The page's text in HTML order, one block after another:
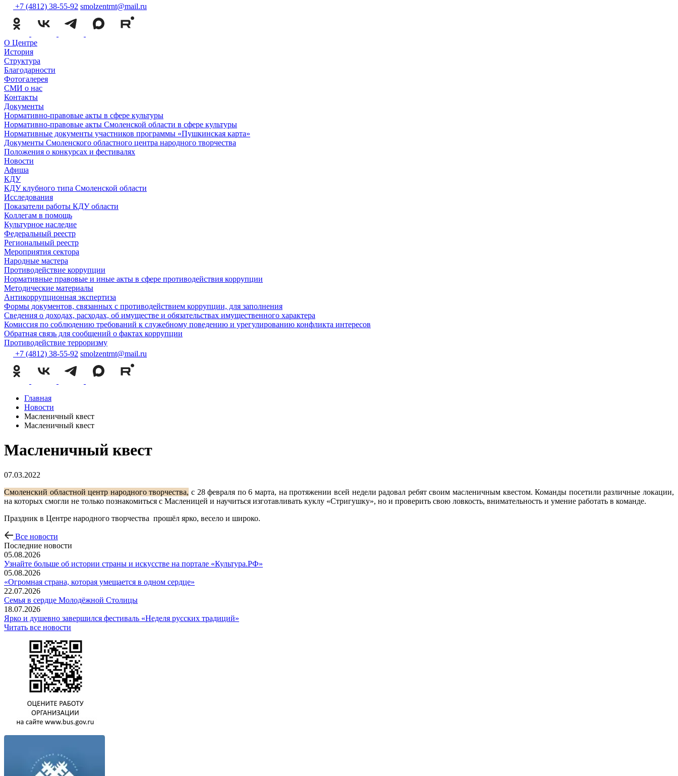
+7 (4812) 38-55-92 smolzentrnt@mail.ru
О Центре
История
Структура
Благодарности
Фотогалерея
СМИ о нас
Контакты
Документы
Нормативно-правовые акты в сфере культуры
Нормативно-правовые акты Смоленской области в сфере культуры
Нормативные документы участников программы «Пушкинская карта»
Документы Смоленского областного центра народного творчества
Положения о конкурсах и фестивалях
Новости
Афиша
КДУ
КДУ клубного типа Смоленской области
Исследования
Показатели работы КДУ области
Коллегам в помощь
Культурное наследие
Федеральный реестр
Региональный реестр
Мероприятия сектора
Народные мастера
Противодействие коррупции
Нормативные правовые и иные акты в сфере противодействия коррупции
Методические материалы
Антикоррупционная экспертиза
Формы документов, связанных с противодействием коррупции, для заполнения
Сведения о доходах, расходах, об имуществе и обязательствах имущественного характера
Комиссия по соблюдению требований к служебному поведению и урегулированию конфликта интересов
Обратная связь для сообщений о фактах коррупции
Противодействие терроризму
+7 (4812) 38-55-92 smolzentrnt@mail.ru
Главная
Новости
Масленичный квест
Масленичный квест
Масленичный квест
07.03.2022
Смоленский областной центр народного творчества, с 28 февраля по 6 марта, на протяжении всей недели радовал ребят своим масленичным квестом. Команды посетили различные локации,
на которых смогли не только познакомиться с Масленицей и научиться изготавливать куклу «Стригушку», но и проверить свою ловкость, внимательность и умение работать в команде.
Праздник в Центре народного творчества прошёл ярко, весело и широко.
Все новости
Последние новости
05.08.2026
Узнайте больше об истории страны и искусстве на портале «Культура.РФ»
05.08.2026
«Огромная страна, которая умещается в одном сердце»
22.07.2026
Семья в сердце Молодёжной Столицы
18.07.2026
Ярко и душевно завершился фестиваль «Неделя русских традиций»
Читать все новости